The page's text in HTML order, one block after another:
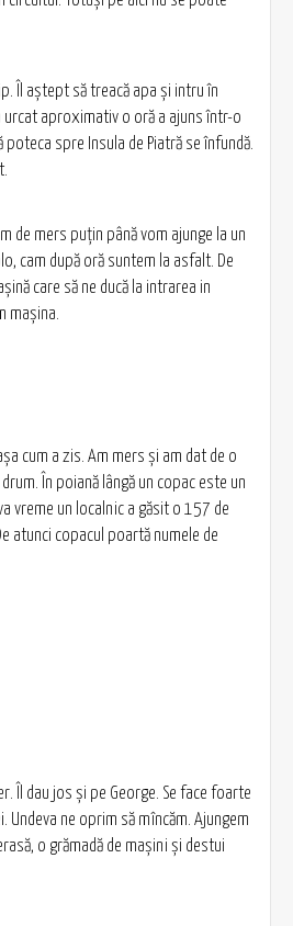
Îl aștept să treacă apa și intru în
urcat aproximativ o oră a ajuns într-o
poteca spre Insula de Piatră se înfundă.
de mers puțin până vom ajunge la un
cam după oră suntem la asfalt. De
care să ne ducă la intrarea in
mașina.
cum a zis. Am mers și am dat de o
În poiană lângă un copac este un
vreme un localnic a găsit o 157 de
atunci copacul poartă numele de
Îl dau jos și pe George. Se face foarte
Undeva ne oprim să mîncăm. Ajungem
o grămadă de mașini și destui